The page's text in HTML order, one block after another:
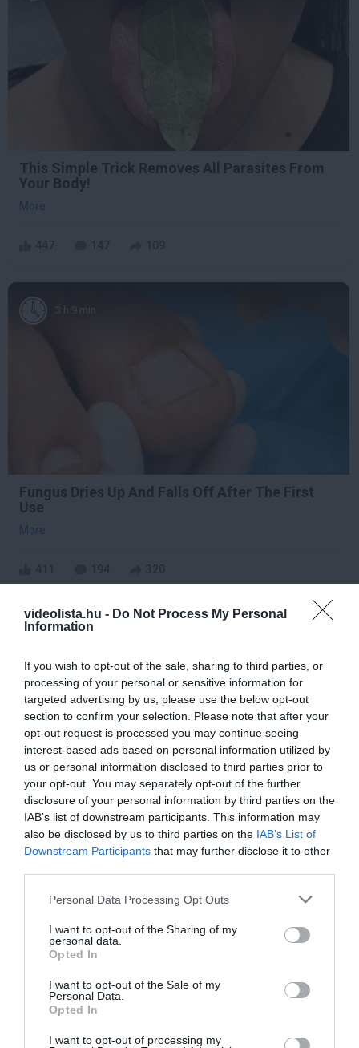
videolista.hu - Do Not Process My Personal
Information
If you wish to opt-out of the sale, sharing to third parties, or
processing of your personal or sensitive information for
targeted advertising by us, please use the below opt-out
section to confirm your selection. Please note that after your
opt-out request is processed you may continue seeing
interest-based ads based on personal information utilized by
us or personal information disclosed to third parties prior to
your opt-out. You may separately opt-out of the further
disclosure of your personal information by third parties on the
IAB’s list of downstream participants. This information may
also be disclosed by us to third parties on the IAB’s List of
Downstream Participants that may further disclose it to other
Please note that this website/app uses one or more Google
not limited to your visit or usage behaviour. You may click to
grant or deny consent to Google and its third-party tags to
use your data for below specified purposes in below Google
consent section.
Personal Data Processing Opt Outs
I want to opt-out of the Sharing of my
personal data.
Opted In
I want to opt-out of the Sale of my
Personal Data.
Opted In
I want to opt-out of processing my
This Simple Trick Removes All Parasites From
Your Body!
More
3 h 9 min
Fungus Dries Up And Falls Off After The First
Use
More
9 h 0 min
Stop Eating These 3 Foods That Are Known to
Cause Parasites
More
282 108
9 h 34 min